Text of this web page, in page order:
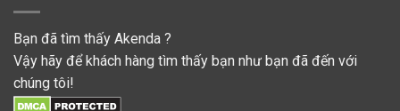
Bạn đã tìm thấy Akenda ?
Vậy hãy để khách hàng tìm thấy bạn như bạn đã đến với
chúng tôi!